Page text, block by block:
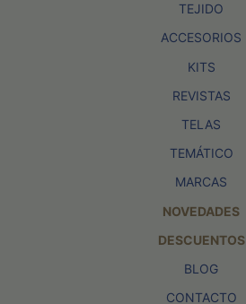
TEJIDO
ACCESORIOS
KITS
REVISTAS
TELAS
TEMÁTICO
MARCAS
NOVEDADES
DESCUENTOS
BLOG
CONTACTO